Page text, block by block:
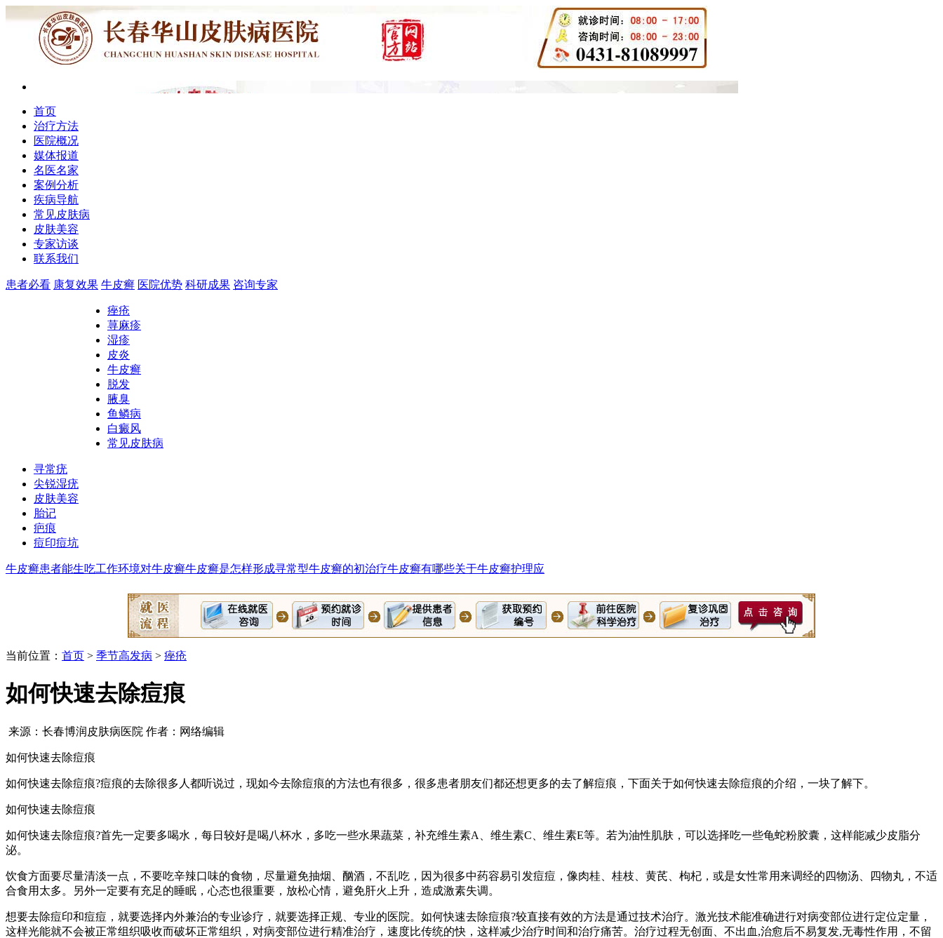
首页
治疗方法
医院概况
媒体报道
名医名家
案例分析
疾病导航
常见皮肤病
皮肤美容
专家访谈
联系我们
患者必看 康复效果 牛皮癣 医院优势 科研成果 咨询专家
痤疮
荨麻疹
湿疹
皮炎
牛皮癣
脱发
腋臭
鱼鳞病
白癜风
常见皮肤病
寻常疣
尖锐湿疣
皮肤美容
胎记
疤痕
痘印痘坑
牛皮癣患者能生吃工作环境对牛皮癣牛皮癣是怎样形成寻常型牛皮癣的初治疗牛皮癣有哪些关于牛皮癣护理应
当前位置： 首页 > 季节高发病 > 痤疮
如何快速去除痘痕
来源：长春博润皮肤病医院 作者：网络编辑
如何快速去除痘痕
如何快速去除痘痕?痘痕的去除很多人都听说过，现如今去除痘痕的方法也有很多，很多患者朋友们都还想更多的去了解痘痕，下面关于如何快速去除痘痕的介绍，一块了解下。
如何快速去除痘痕
如何快速去除痘痕?首先一定要多喝水，每日较好是喝八杯水，多吃一些水果蔬菜，补充维生素A、维生素C、维生素E等。若为油性肌肤，可以选择吃一些龟蛇粉胶囊，这样能减少皮脂分
泌。
饮食方面要尽量清淡一点，不要吃辛辣口味的食物，尽量避免抽烟、酗酒，不乱吃，因为很多中药容易引发痘痘，像肉桂、桂枝、黄芪、枸杞，或是女性常用来调经的四物汤、四物丸，不适
合食用太多。另外一定要有充足的睡眠，心态也很重要，放松心情，避免肝火上升，造成激素失调。
想要去除痘印和痘痘，就要选择内外兼治的专业诊疗，就要选择正规、专业的医院。如何快速去除痘痕?较直接有效的方法是通过技术治疗。激光技术能准确进行对病变部位进行定位定量，
这样光能就不会被正常组织吸收而破坏正常组织，对病变部位进行精准治疗，速度比传统的快，这样减少治疗时间和治疗痛苦。治疗过程无创面、不出血,治愈后不易复发,无毒性作用，不留